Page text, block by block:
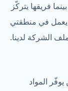
فريقها يتركّز
في منطقتي
الشركة لدينا.
المواد